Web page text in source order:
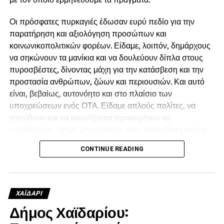
Προστασίας και ολοκληρωμένα έργα πρόληψης, ώστε
να σταματήσουμε να είμαστε κάθε καλοκαίρι αντιμέτωποι
με τους ίδιους κινδύνους και τις καταστροφές.
Οι πρόσφατες πυρκαγιές έδωσαν ευρύ πεδίο για την
παρατήρηση και αξιολόγηση προσώπων και
κοινωνικοπολιτικών φορέων. Είδαμε, λοιπόν, δημάρχους
να σηκώνουν τα μανίκια και να δουλεύουν δίπλα στους
πυροσβέστες, δίνοντας μάχη για την κατάσβεση και την
προστασία ανθρώπων, ζώων και περιουσιών. Και αυτό
είναι, βεβαίως, αυτονόητο και στο πλαίσιο των
υποχρεώσεων ενός ΟΤΑ. Εϊδαμε απλούς πολίτες, να
σπεύδουν και να αγωνίζονται προκειμένου να
και αν δεν είχαν οι ίδιοι κάποιο κίνδυνο για την περιουσία
τους απλώς, γιατί συντρέχουν εθελοντικά τον
Είδαμε, όμως, και κάποιους άλλους, οι οποίοι
προσέτρεξαν να καπηλευθούν την προσφορά των
εθελοντών και προσπάθησαν να πείσουν ότι δίχως
CONTINUE READING
ΧΑΪΔΑΡΙ
Δήμος Χαϊδαρίου: